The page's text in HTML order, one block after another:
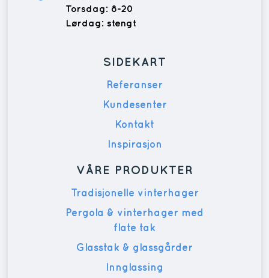
Torsdag: 8-20
Lørdag: stengt
SIDEKART
Referanser
Kundesenter
Kontakt
Inspirasjon
VÅRE PRODUKTER
Tradisjonelle vinterhager
Pergola & vinterhager med
flate tak
Glasstak & glassgårder
Innglassing